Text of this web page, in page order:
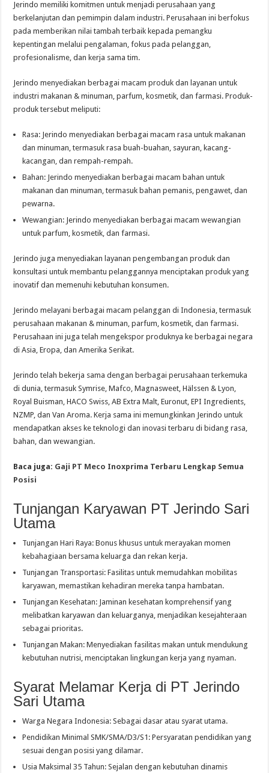
Jerindo memiliki komitmen untuk menjadi perusahaan yang
berkelanjutan dan pemimpin dalam industri. Perusahaan ini berfokus
pada memberikan nilai tambah terbaik kepada pemangku
kepentingan melalui pengalaman, fokus pada pelanggan,
profesionalisme, dan kerja sama tim.
Jerindo menyediakan berbagai macam produk dan layanan untuk
industri makanan & minuman, parfum, kosmetik, dan farmasi. Produk-
produk tersebut meliputi:
Rasa: Jerindo menyediakan berbagai macam rasa untuk makanan
dan minuman, termasuk rasa buah-buahan, sayuran, kacang-
kacangan, dan rempah-rempah.
Bahan: Jerindo menyediakan berbagai macam bahan untuk
makanan dan minuman, termasuk bahan pemanis, pengawet, dan
pewarna.
Wewangian: Jerindo menyediakan berbagai macam wewangian
untuk parfum, kosmetik, dan farmasi.
Jerindo juga menyediakan layanan pengembangan produk dan
konsultasi untuk membantu pelanggannya menciptakan produk yang
inovatif dan memenuhi kebutuhan konsumen.
Jerindo melayani berbagai macam pelanggan di Indonesia, termasuk
perusahaan makanan & minuman, parfum, kosmetik, dan farmasi.
Perusahaan ini juga telah mengekspor produknya ke berbagai negara
di Asia, Eropa, dan Amerika Serikat.
Jerindo telah bekerja sama dengan berbagai perusahaan terkemuka
di dunia, termasuk Symrise, Mafco, Magnasweet, Hälssen & Lyon,
Royal Buisman, HACO Swiss, AB Extra Malt, Euronut, EPI Ingredients,
NZMP, dan Van Aroma. Kerja sama ini memungkinkan Jerindo untuk
mendapatkan akses ke teknologi dan inovasi terbaru di bidang rasa,
bahan, dan wewangian.
Baca juga: Gaji PT Meco Inoxprima Terbaru Lengkap Semua
Posisi
Tunjangan Karyawan PT Jerindo Sari
Utama
Tunjangan Hari Raya: Bonus khusus untuk merayakan momen
kebahagiaan bersama keluarga dan rekan kerja.
Tunjangan Transportasi: Fasilitas untuk memudahkan mobilitas
karyawan, memastikan kehadiran mereka tanpa hambatan.
Tunjangan Kesehatan: Jaminan kesehatan komprehensif yang
melibatkan karyawan dan keluarganya, menjadikan kesejahteraan
sebagai prioritas.
Tunjangan Makan: Menyediakan fasilitas makan untuk mendukung
kebutuhan nutrisi, menciptakan lingkungan kerja yang nyaman.
Syarat Melamar Kerja di PT Jerindo
Sari Utama
Warga Negara Indonesia: Sebagai dasar atau syarat utama.
Pendidikan Minimal SMK/SMA/D3/S1: Persyaratan pendidikan yang
sesuai dengan posisi yang dilamar.
Usia Maksimal 35 Tahun: Sejalan dengan kebutuhan dinamis